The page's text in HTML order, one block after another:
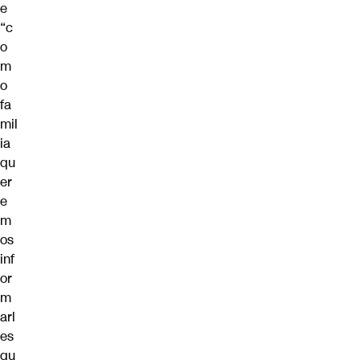
e
“c
o
m
o
fa
mil
ia
qu
er
e
m
os
inf
or
m
arl
es
qu